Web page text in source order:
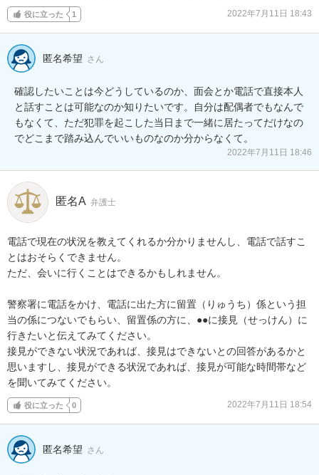
役に立った 1 2022年7月11日 18:43
匿名希望 さん
確認したいことは今どうしているのか、面会とか電話で直接本人
と話すことは可能なのか知りたいです。自分は配偶者でもなんで
もなくて、ただ犯罪を起こした当日まで一緒に居たってだけなの
でどこまで踏み込んでいいものなのか分からなくて。
2022年7月11日 18:46
匿名A 弁護士
電話で現在の状況を教えてくれるか分かりませんし、電話で話すこ
とはおそらくできません。
ただ、会いに行くことはできるかもしれません。
警察署に電話をかけ、電話に出た方に留置（りゅうち）係という担
当の係につないでもらい、留置係の方に、●●に接見（せっけん）に
行きたいと伝えてみてください。
接見ができない状況であれば、接見はできないとの回答があるかと
思いますし、接見ができる状況であれば、接見が可能な時間帯など
を聞いてみてください。
役に立った 0 2022年7月11日 18:54
匿名希望 さん